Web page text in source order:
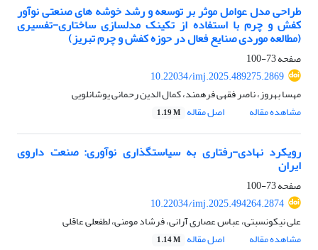
طراحی مدل عوامل موثر بر توسعه و رشد خوشه های صنعتی نوآور
کفش و چرم با استفاده از تکینک مدلسازی ساختاری-تفسیری
(مطالعه موردی صنایع فعال در حوزه کفش و چرم تبریز)
صفحه73-100
10.22034/imj.2025.489275.2869
مهسا بهروز، ناصر فقهی فرهمند، کمال الدین رحمانی یوشانلویی
مشاهده مقاله
اصل مقاله 1.19 M
رویکرد نهادی-رفتاری به سیاستگذاری نوآوری: صنعت داروی
ایران
صفحه73-100
10.22034/imj.2025.494264.2874
علی نیکونسبتی، عباس عصاری آرانی، فرشاد مومنی، لطفعلی عاقلی
مشاهده مقاله
اصل مقاله 1.14 M